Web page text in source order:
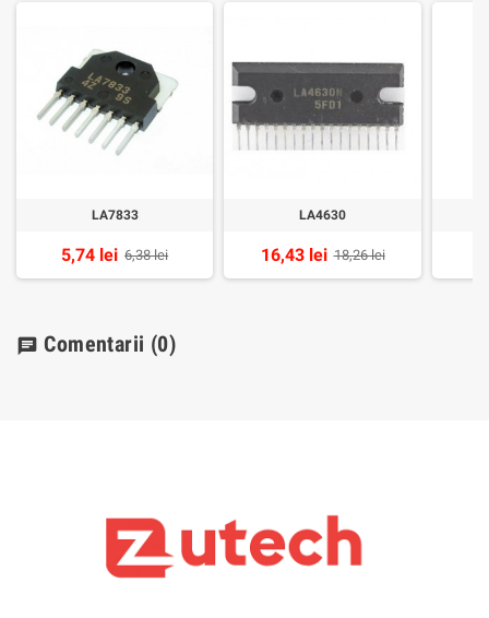
LA7833
5,74 lei 6,38 lei
LA4630
16,43 lei 18,26 lei
chat Comentarii (0)